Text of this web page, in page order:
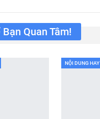
Bạn Quan Tâm!
NỘI DUNG HAY